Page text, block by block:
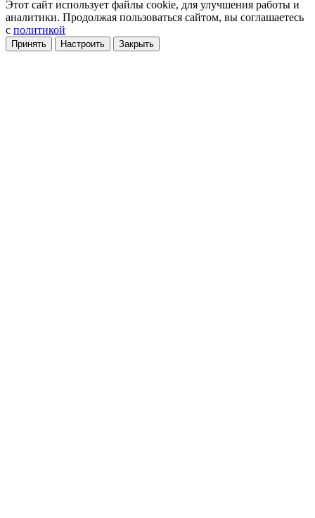
Этот сайт использует файлы cookie, для улучшения работы и
аналитики. Продолжая пользоваться сайтом, вы соглашаетесь
с политикой
Принять Настроить Закрыть